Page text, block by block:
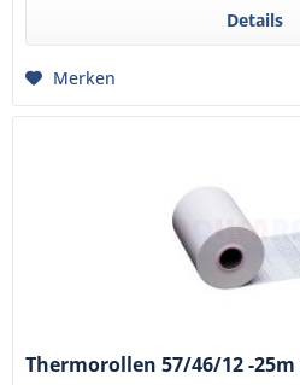
Details
Merken
Thermorollen 57/46/12 -25m